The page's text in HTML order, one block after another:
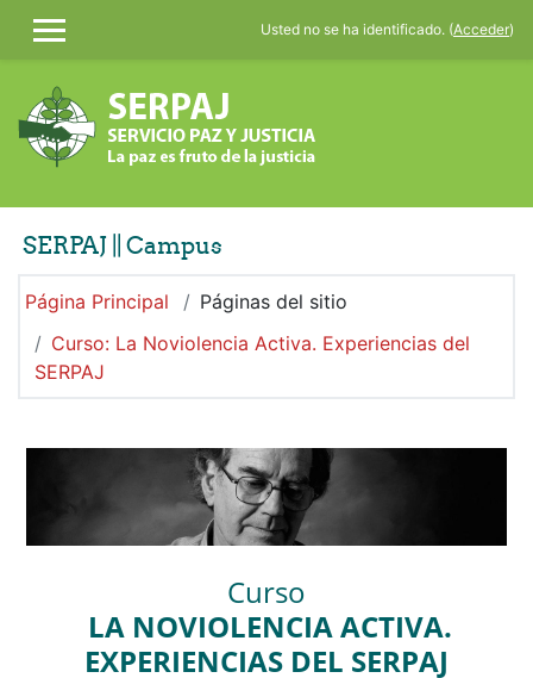
PANEL LATERAL
Usted no se ha identificado. (Acceder)
SERPAJ || Campus
Página Principal
Páginas del sitio
Curso: La Noviolencia Activa. Experiencias del
SERPAJ
Curso
LA NOVIOLENCIA ACTIVA.
EXPERIENCIAS DEL SERPAJ